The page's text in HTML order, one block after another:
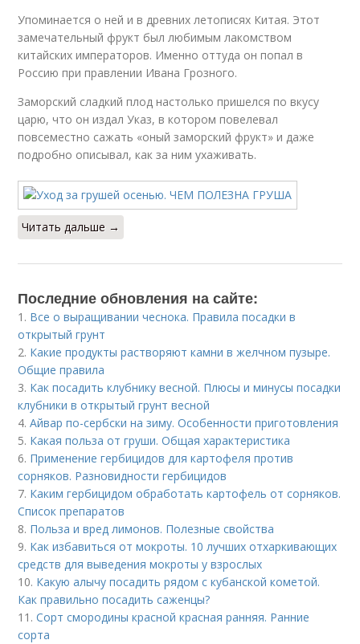
Упоминается о ней и в древних летописях Китая. Этот
замечательный фрукт был любимым лакомством
китайских императоров. Именно оттуда он попал в
Россию при правлении Ивана Грозного.
Заморский сладкий плод настолько пришелся по вкусу
царю, что он издал Указ, в котором повелевал
повсеместно сажать «оный заморский фрукт» и даже
подробно описывал, как за ним ухаживать.
Читать дальше →
Последние обновления на сайте:
1. Все о выращивании чеснока. Правила посадки в
открытый грунт
2. Какие продукты растворяют камни в желчном пузыре.
Общие правила
3. Как посадить клубнику весной. Плюсы и минусы посадки
клубники в открытый грунт весной
4.Айвар по-сербски на зиму. Особенности приготовления
5. Какая польза от груши. Общая характеристика
6. Применение гербицидов для картофеля против
сорняков. Разновидности гербицидов
7. Каким гербицидом обработать картофель от сорняков.
Список препаратов
8. Польза и вред лимонов. Полезные свойства
9. Как избавиться от мокроты. 10 лучших отхаркивающих
средств для выведения мокроты у взрослых
10. Какую алычу посадить рядом с кубанской кометой.
Как правильно посадить саженцы?
11.Сорт смородины красной красная ранняя. Ранние
сорта